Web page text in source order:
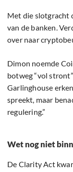
Met die slotgracht
van de banken.
over naar
Dimon noemde
botweg “vol
Garlinghouse
spreekt, maar
regulering.”
Wet nog niet
De Clarity Act